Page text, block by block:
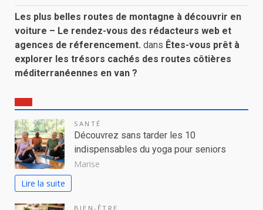
Les plus belles routes de montagne à découvrir en
voiture – Le rendez-vous des rédacteurs web et
agences de réferencement. dans Êtes-vous prêt à
explorer les trésors cachés des routes côtières
méditerranéennes en van ?
SANTÉ
Découvrez sans tarder les 10
indispensables du yoga pour seniors
Marise
Lire la suite
BIEN-ÊTRE